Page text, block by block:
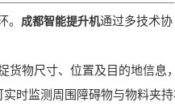
。 成都智能提升机通过多技术协
物尺寸、位置及目的地信息
时监测周围障碍物与物料夹